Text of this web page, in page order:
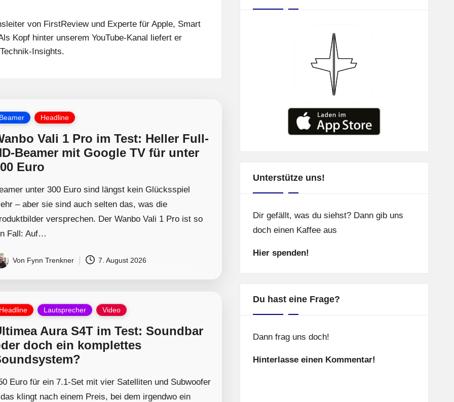
von FirstReview und Experte für Apple, Smart
Kopf hinter unserem YouTube-Kanal liefert er
Insights.
Beamer Headline
Vali 1 Pro im Test: Heller Full-
Beamer mit Google TV für unter
Euro
unter 300 Euro sind längst kein Glücksspiel
– aber sie sind auch selten das, was die
versprechen. Der Wanbo Vali 1 Pro ist so
Fall: Auf…
Von Fynn Trenkner 7. August 2026
Headline Lautsprecher Video
Aura S4T im Test: Soundbar
doch ein komplettes
Euro für ein 7.1-Set mit vier Satelliten und Subwoofer
klingt nach einem Preis, bei dem irgendwo ein
Unterstütze uns!
Dir gefällt, was du siehst? Dann gib uns
doch einen Kaffee aus
Hier spenden!
Du hast eine Frage?
Dann frag uns doch!
Hinterlasse einen Kommentar!